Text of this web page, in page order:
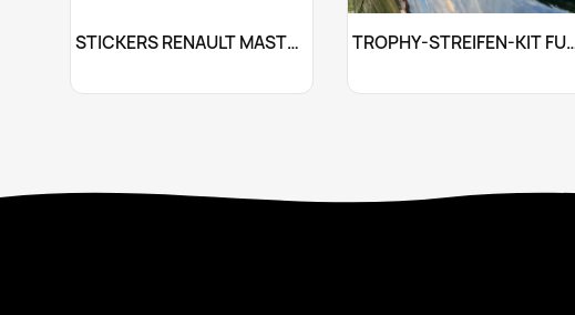
Anpassen STICKERS RENAULT MASTER Anpassen TROPHY-